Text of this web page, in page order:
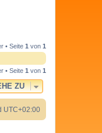
• Seite 1 von 1
• Seite 1 von 1
ZU
UTC+02:00